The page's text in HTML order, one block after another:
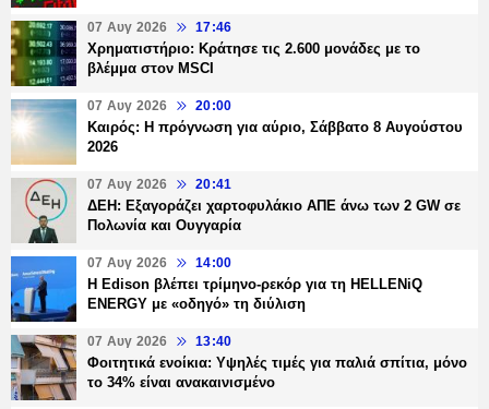
07 Αυγ 2026 17:46
Χρηματιστήριο: Κράτησε τις 2.600 μονάδες με το
βλέμμα στον MSCI
07 Αυγ 2026 20:00
Καιρός: Η πρόγνωση για αύριο, Σάββατο 8 Αυγούστου
2026
07 Αυγ 2026 20:41
ΔΕΗ: Εξαγοράζει χαρτοφυλάκιο ΑΠΕ άνω των 2 GW σε
Πολωνία και Ουγγαρία
07 Αυγ 2026 14:00
Η Edison βλέπει τρίμηνο-ρεκόρ για τη HELLENiQ
ENERGY με «οδηγό» τη διύλιση
07 Αυγ 2026 13:40
Φοιτητικά ενοίκια: Υψηλές τιμές για παλιά σπίτια, μόνο
το 34% είναι ανακαινισμένο